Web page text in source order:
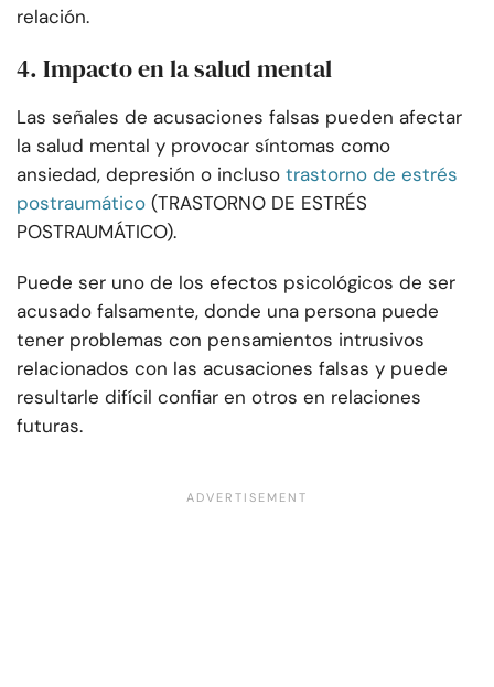
relación.
4. Impacto en la salud mental
Las señales de acusaciones falsas pueden afectar
la salud mental y provocar síntomas como
ansiedad, depresión o incluso trastorno de estrés
postraumático (TRASTORNO DE ESTRÉS
POSTRAUMÁTICO).
Puede ser uno de los efectos psicológicos de ser
acusado falsamente, donde una persona puede
tener problemas con pensamientos intrusivos
relacionados con las acusaciones falsas y puede
resultarle difícil confiar en otros en relaciones
futuras.